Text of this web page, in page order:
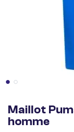
Maillot
homme